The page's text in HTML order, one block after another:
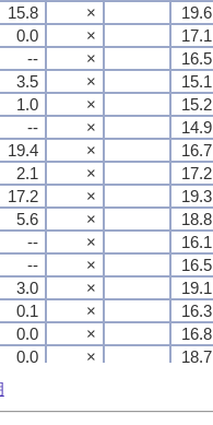
15.8 × 19.6
0.0 × 17.1
-- × 16.5
3.5 × 15.1
1.0 × 15.2
-- × 14.9
19.4 × 16.7
2.1 × 17.2
17.2 × 19.3
5.6 × 18.8
-- × 16.1
-- × 16.5
3.0 × 19.1
0.1 × 16.3
0.0 × 16.8
0.0 × 18.7
15.8 × 19.6
0.0 × 17.1
-- × 16.5
3.5 × 15.1
1.0 × 15.2
-- × 14.9
19.4 × 16.7
2.1 × 17.2
17.2 × 19.3
5.6 × 18.8
-- × 16.1
-- × 16.5
3.0 × 19.1
0.1 × 16.3
0.0 × 16.8
0.0 × 18.7
15.8 × 19.6
0.0 × 17.1
-- × 16.5
3.5 × 15.1
1.0 × 15.2
-- × 14.9
19.4 × 16.7
2.1 × 17.2
17.2 × 19.3
5.6 × 18.8
-- × 16.1
-- × 16.5
3.0 × 19.1
0.1 × 16.3
0.0 × 16.8
0.0 × 18.7
15.8 × 19.6
0.0 × 17.1
-- × 16.5
3.5 × 15.1
1.0 × 15.2
-- × 14.9
19.4 × 16.7
2.1 × 17.2
17.2 × 19.3
5.6 × 18.8
-- × 16.1
-- × 16.5
3.0 × 19.1
0.1 × 16.3
0.0 × 16.8
0.0 × 18.7